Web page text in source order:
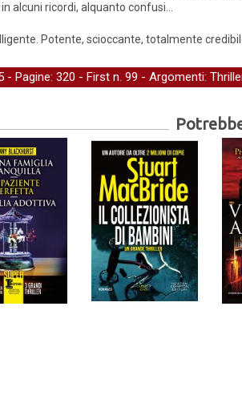
alcuni ricordi, alquanto confusi…
Potente, scioccante, totalmente
- Pagine: 320 - First n. 99 - Argomenti: